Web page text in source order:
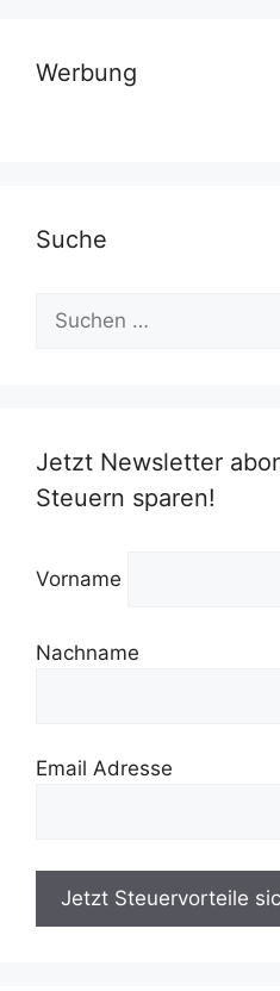
Werbung
Suche
Suchen
nach:
Jetzt Newsletter
Steuern sparen!
Vorname
Nachname
Email Adresse